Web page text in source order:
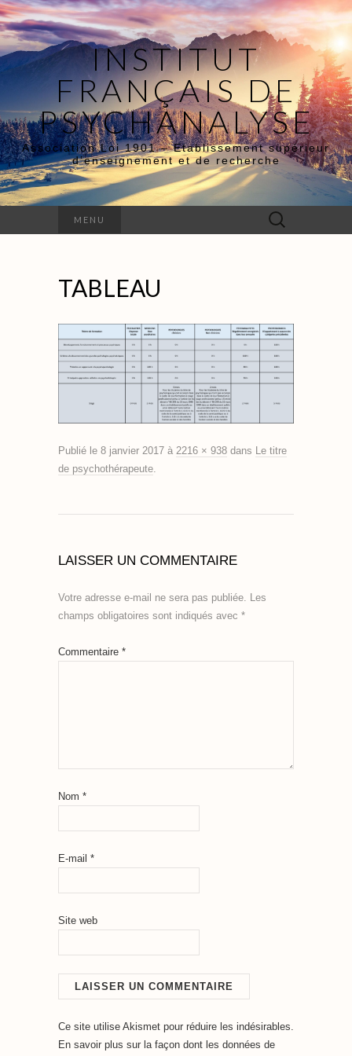
INSTITUT
FRANÇAIS DE
PSYCHANALYSE
Association Loi 1901 – Etablissement supérieur
d’enseignement et de recherche
MENU Rechercher :
TABLEAU
Publié le 8 janvier 2017 à 2216 × 938 dans
Le titre
de psychothérapeute
LAISSER UN COMMENTAIRE
Votre adresse e-mail ne sera pas publiée.
Les
champs obligatoires sont indiqués avec *
Commentaire *
Nom *
E-mail *
Site web
Ce site utilise Akismet pour réduire les indésirables.
En savoir plus sur la façon dont les données de